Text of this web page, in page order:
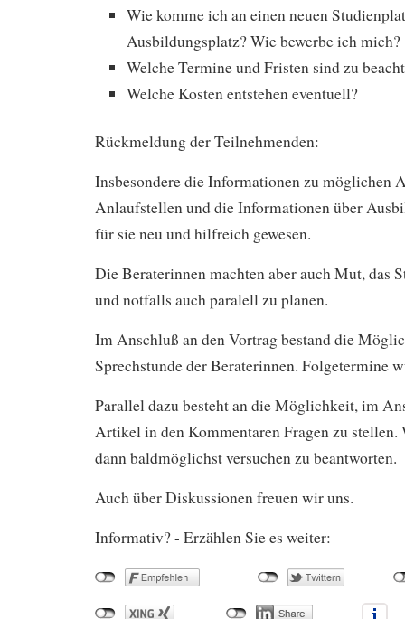
Wie komme ich an einen neuen
Ausbildungsplatz? Wie bewerbe ich mich?
Welche Termine und Fristen sind zu
Welche Kosten entstehen eventuell?
Rückmeldung der Teilnehmenden:
Insbesondere die Informationen zu möglichen
Anlaufstellen und die Informationen über
für sie neu und hilfreich gewesen.
Die Beraterinnen machten aber auch Mut, das
und notfalls auch paralell zu planen.
Im Anschluß an den Vortrag bestand die
Sprechstunde der Beraterinnen. Folgetermine
Parallel dazu besteht an die Möglichkeit, im
Artikel in den Kommentaren Fragen zu stellen.
dann baldmöglichst versuchen zu beantworten.
Auch über Diskussionen freuen wir uns.
Informativ? - Erzählen Sie es weiter: